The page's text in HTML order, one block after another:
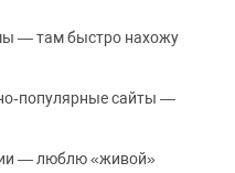
— там быстро нахожу
сайты —
— люблю «живой»